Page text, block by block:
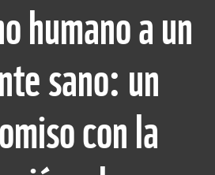
humano a un
sano: un
con la